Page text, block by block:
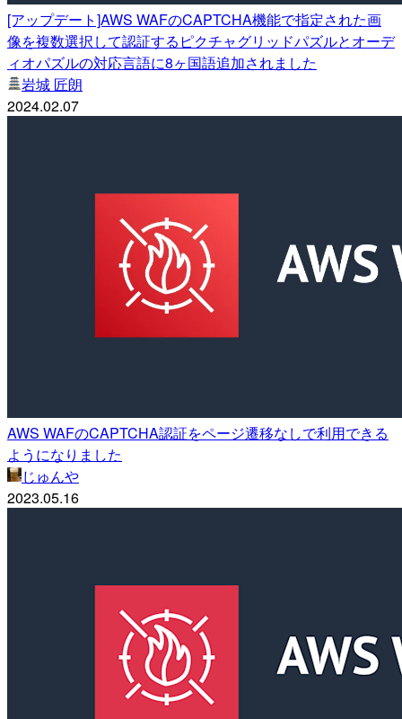
[アップデート]AWS WAFのCAPTCHA機能で指定された画
像を複数選択して認証するピクチャグリッドパズルとオーデ
ィオパズルの対応言語に8ヶ国語追加されました
岩城 匠朗
2024.02.07
AWS WAFのCAPTCHA認証をページ遷移なしで利用できる
ようになりました
じゅんや
2023.05.16